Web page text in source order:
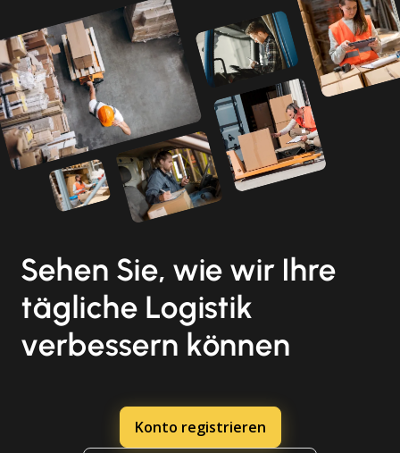
Sehen Sie, wie wir Ihre
tägliche Logistik
verbessern können
Konto registrieren